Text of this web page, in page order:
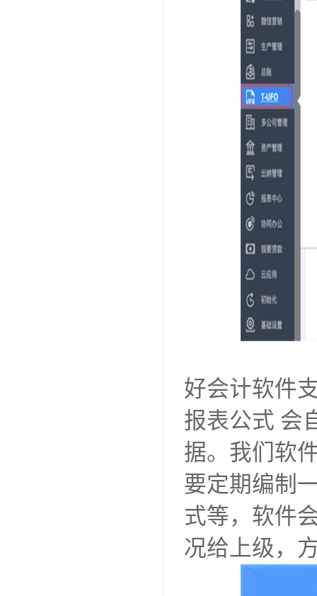
好会计软件
报表公式 会
据。我们软
要定期编制
式等，软件
况给上级，